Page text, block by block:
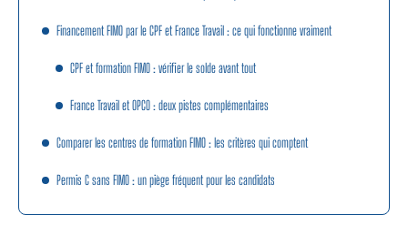
Financement FIMO par le CPF et France Travail : ce qui fonctionne vraiment
CPF et formation FIMO : vérifier le solde avant tout
France Travail et OPCO : deux pistes complémentaires
Comparer les centres de formation FIMO : les critères qui comptent
Permis C sans FIMO : un piège fréquent pour les candidats